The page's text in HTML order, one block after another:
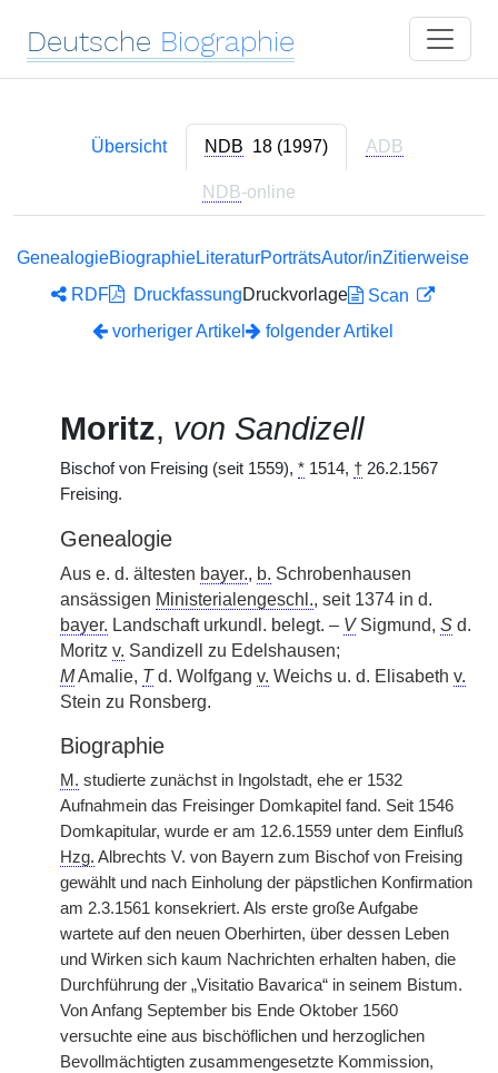
Deutsche Biographie
Übersicht NDB 18 (1997) ADB
NDB-online
GenealogieBiographieLiteraturPorträtsAutor/inZitierweise
RDF
DruckfassungDruckvorlage
Scan
vorheriger Artikel
folgender Artikel
Moritz, von Sandizell
Bischof von Freising (seit 1559), * 1514, † 26.2.1567
Freising.
Genealogie
Aus e. d. ältesten bayer., b. Schrobenhausen
ansässigen Ministerialengeschl., seit 1374 in d.
bayer. Landschaft urkundl. belegt. – VSigmund, S d.
Moritz v. Sandizell zu Edelshausen;
MAmalie, Td. Wolfgang v. Weichs u. d. Elisabeth v.
Stein zu Ronsberg.
Biographie
M. studierte zunächst in Ingolstadt, ehe er 1532
Aufnahmein das Freisinger Domkapitel fand. Seit 1546
Domkapitular, wurde er am 12.6.1559 unter dem Einfluß
Hzg. Albrechts V. von Bayern zum Bischof von Freising
gewählt und nach Einholung der päpstlichen Konfirmation
am 2.3.1561 konsekriert. Als erste große Aufgabe
wartete auf den neuen Oberhirten, über dessen Leben
und Wirken sich kaum Nachrichten erhalten haben, die
Durchführung der „Visitatio Bavarica“ in seinem Bistum.
Von Anfang September bis Ende Oktober 1560
versuchte eine aus bischöflichen und herzoglichen
Bevollmächtigten zusammengesetzte Kommission,